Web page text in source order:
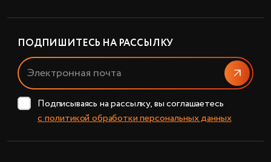
ПОДПИШИТЕСЬ НА РАССЫЛКУ
Подписываясь на рассылку, вы соглашаетесь
с политикой обработки персональных данных